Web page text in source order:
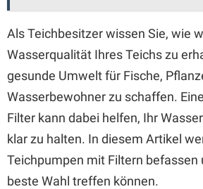
Als Teichbesitzer wissen Sie, wie
Wasserqualität Ihres Teichs zu
gesunde Umwelt für Fische,
Wasserbewohner zu schaffen.
Filter kann dabei helfen, Ihr
klar zu halten. In diesem Artikel
Teichpumpen mit Filtern befassen
beste Wahl treffen können.